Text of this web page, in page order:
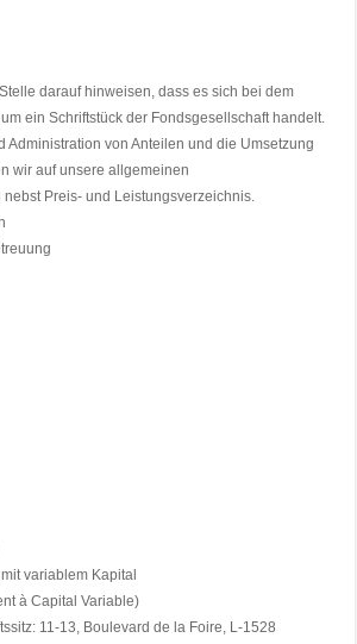
darauf hinweisen, dass es sich bei dem
ein Schriftstück der Fondsgesellschaft handelt.
Administration von Anteilen und die Umsetzung
wir auf unsere allgemeinen
Preis- und Leistungsverzeichnis.
variablem Kapital
à Capital Variable)
11-13, Boulevard de la Foire, L-1528